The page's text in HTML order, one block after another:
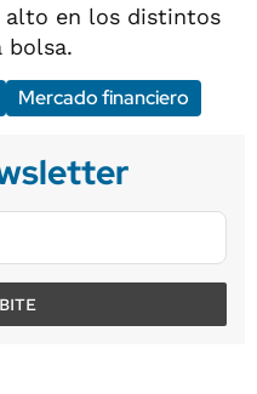
alto en los distintos
bolsa.
Mercado financiero